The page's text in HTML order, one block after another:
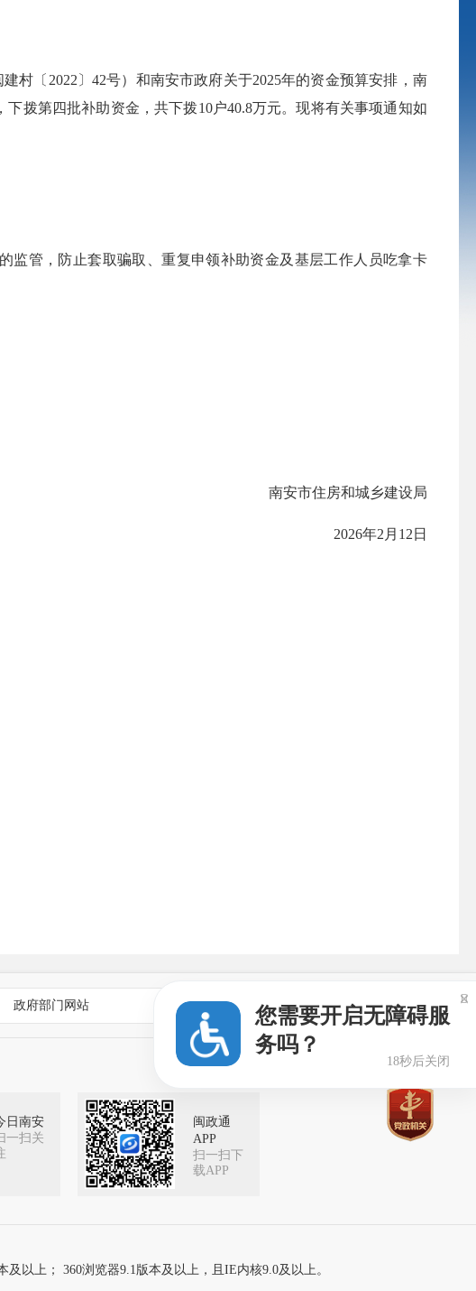
〔2022〕42号）和南安市政府关于2025年的资金预算安排，南
拨第四批补助资金，共下拨10户40.8万元。现将有关事项通知如
管，防止套取骗取、重复申领补助资金及基层工作人员吃拿卡
南安市住房和城乡建设局
2026年2月12日
政府部门网站 乡镇街道政府网站
日南安
一扫关
闽政通
APP
扫一扫下
载APP
以上； 360浏览器9.1版本及以上，且IE内核9.0及以上。
您需要开启无障碍服
务吗？
18秒后关闭
